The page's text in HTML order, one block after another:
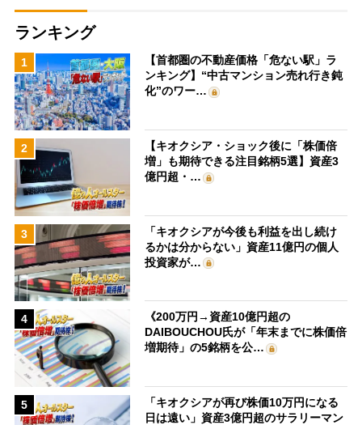
ランキング
1
【首都圏の不動産価格「危ない駅」ラ
ンキング】“中古マンション売れ行き鈍
化”のワー…
2
【キオクシア・ショック後に「株価倍
増」も期待できる注目銘柄5選】資産3
億円超・…
3
「キオクシアが今後も利益を出し続け
るかは分からない」資産11億円の個人
投資家が…
4
《200万円→資産10億円超の
DAIBOUCHOU氏が「年末までに株価倍
増期待」の5銘柄を公…
5
「キオクシアが再び株価10万円になる
日は遠い」資産3億円超のサラリーマン